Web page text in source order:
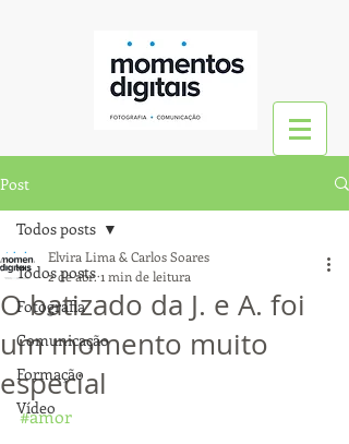
Post
Todos posts
Fotografia
Comunicação
Formação
Vídeo
Todos posts
O batizado da J. e A. foi
um momento muito
especial
Elvira Lima & Carlos Soares
2 de abr. 1 min de leitura
#amor